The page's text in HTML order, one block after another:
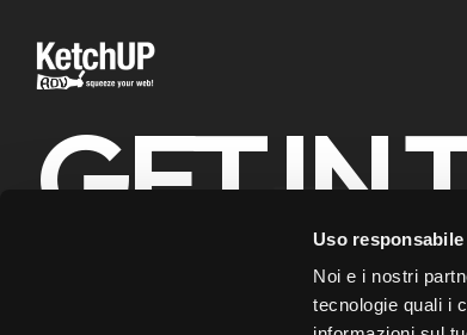
Uso
Noi e i nostri
tecnologie quali i
GET IN
info@ketchupadv.com